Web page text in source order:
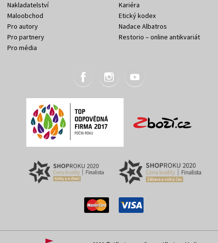
Nakladatelství
Maloobchod
Pro autory
Pro partnery
Pro média
Kariéra
Etický kodex
Nadace Albatros
Restorio – online antikvariát